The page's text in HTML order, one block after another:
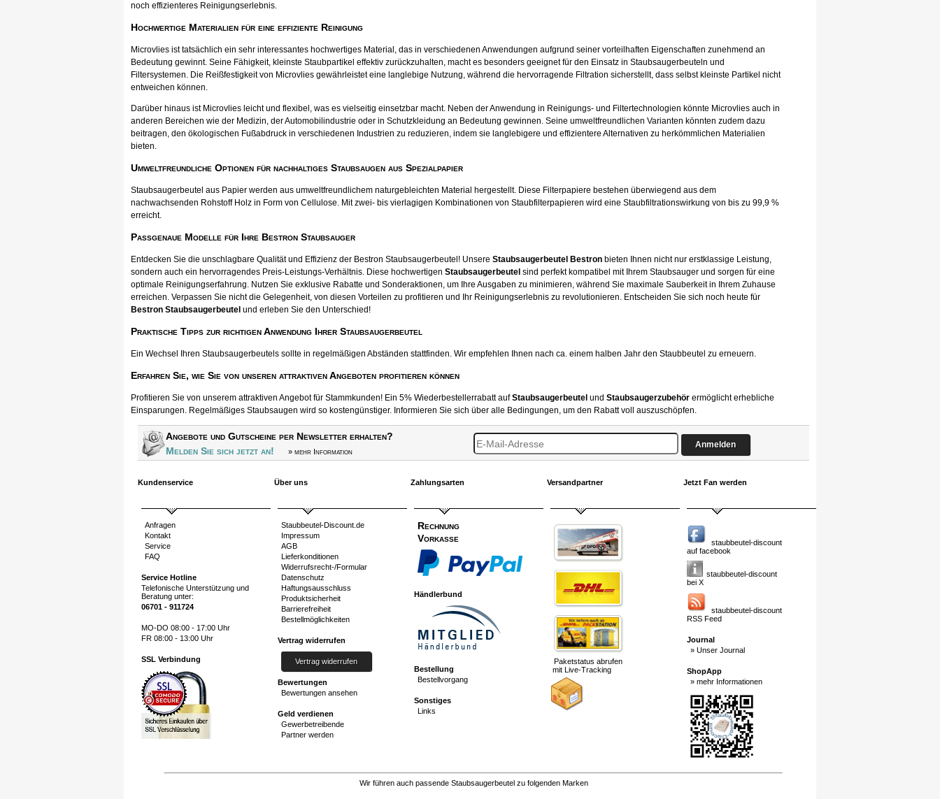
noch effizienteres Reinigungserlebnis.
Hochwertige Materialien für eine effiziente Reinigung
Microvlies ist tatsächlich ein sehr interessantes hochwertiges Material, das in verschiedenen Anwendungen aufgrund seiner vorteilhaften Eigenschaften zunehmend an
Bedeutung gewinnt. Seine Fähigkeit, kleinste Staubpartikel effektiv zurückzuhalten, macht es besonders geeignet für den Einsatz in Staubsaugerbeuteln und
Filtersystemen. Die Reißfestigkeit von Microvlies gewährleistet eine langlebige Nutzung, während die hervorragende Filtration sicherstellt, dass selbst kleinste Partikel nicht
entweichen können.
Darüber hinaus ist Microvlies leicht und flexibel, was es vielseitig einsetzbar macht. Neben der Anwendung in Reinigungs- und Filtertechnologien könnte Microvlies auch in
anderen Bereichen wie der Medizin, der Automobilindustrie oder in Schutzkleidung an Bedeutung gewinnen. Seine umweltfreundlichen Varianten könnten zudem dazu
beitragen, den ökologischen Fußabdruck in verschiedenen Industrien zu reduzieren, indem sie langlebigere und effizientere Alternativen zu herkömmlichen Materialien
bieten.
Umweltfreundliche Optionen für nachhaltiges Staubsaugen aus Spezialpapier
Staubsaugerbeutel aus Papier werden aus umweltfreundlichem naturgebleichten Material hergestellt. Diese Filterpapiere bestehen überwiegend aus dem
nachwachsenden Rohstoff Holz in Form von Cellulose. Mit zwei- bis vierlagigen Kombinationen von Staubfilterpapieren wird eine Staubfiltrationswirkung von bis zu 99,9 %
erreicht.
Passgenaue Modelle für Ihre Bestron Staubsauger
Entdecken Sie die unschlagbare Qualität und Effizienz der Bestron Staubsaugerbeutel! Unsere Staubsaugerbeutel Bestron bieten Ihnen nicht nur erstklassige Leistung,
sondern auch ein hervorragendes Preis-Leistungs-Verhältnis. Diese hochwertigen Staubsaugerbeutel sind perfekt kompatibel mit Ihrem Staubsauger und sorgen für eine
optimale Reinigungserfahrung. Nutzen Sie exklusive Rabatte und Sonderaktionen, um Ihre Ausgaben zu minimieren, während Sie maximale Sauberkeit in Ihrem Zuhause
erreichen. Verpassen Sie nicht die Gelegenheit, von diesen Vorteilen zu profitieren und Ihr Reinigungserlebnis zu revolutionieren. Entscheiden Sie sich noch heute für
Bestron Staubsaugerbeutel und erleben Sie den Unterschied!
Praktische Tipps zur richtigen Anwendung Ihrer Staubsaugerbeutel
Ein Wechsel Ihren Staubsaugerbeutels sollte in regelmäßigen Abständen stattfinden. Wir empfehlen Ihnen nach ca. einem halben Jahr den Staubbeutel zu erneuern.
Erfahren Sie, wie Sie von unseren attraktiven Angeboten profitieren können
Profitieren Sie von unserem attraktiven Angebot für Stammkunden! Ein 5% Wiederbestellerrabatt aufStaubsaugerbeutel und Staubsaugerzubehör ermöglicht erhebliche
Einsparungen. Regelmäßiges Staubsaugen wird so kostengünstiger. Informieren Sie sich über alle Bedingungen, um den Rabatt voll auszuschöpfen.
Angebote und Gutscheine per Newsletter erhalten?
Melden Sie sich jetzt an!
» mehr Information
Kundenservice
Anfragen
Kontakt
Service
FAQ
Service Hotline
Telefonische Unterstützung und
Beratung unter:
06701 - 911724
MO-DO 08:00 - 17:00 Uhr
FR 08:00 - 13:00 Uhr
SSL Verbindung
Über uns
Staubbeutel-Discount.de
Impressum
AGB
Lieferkonditionen
Widerrufsrecht-/Formular
Datenschutz
Haftungsausschluss
Produktsicherheit
Barrierefreiheit
Bestellmöglichkeiten
Vertrag widerrufen
Vertrag widerrufen
Bewertungen
Bewertungen ansehen
Geld verdienen
Gewerbetreibende
Partner werden
Zahlungsarten
Rechnung
Vorkasse
Händlerbund
Bestellung
Bestellvorgang
Sonstiges
Links
Versandpartner
Paketstatus abrufen
mit Live-Tracking
Jetzt Fan werden
staubbeutel-discount
auf facebook
staubbeutel-discount
bei X
staubbeutel-discount
RSS Feed
Journal
» Unser Journal
ShopApp
» mehr Informationen
Wir führen auch passende Staubsaugerbeutel zu folgenden Marken